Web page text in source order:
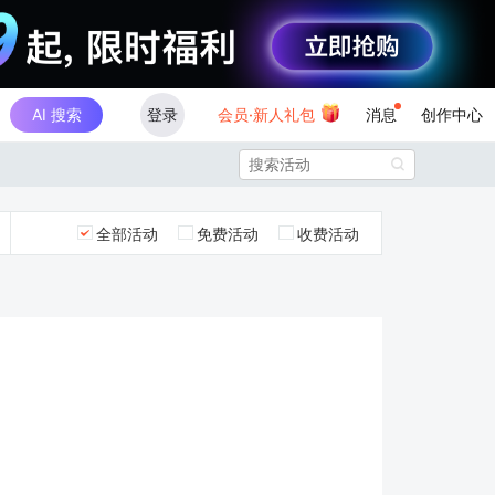
AI 搜索 登录 会员·新人礼包 消息 创作中心

全部活动 免费活动 收费活动